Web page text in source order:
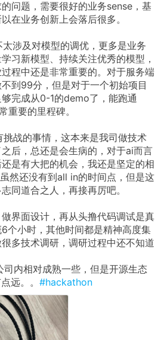
问题，需要很好的业务sense，基
在业务创新上会落后很多。
涉及对模型的调优，更多是业务
习新模型、持续关注优秀的模型，
程中还是非常重要的。对于服务端
到99分，但是对于一个初始项目
完成从0-1的demo了，能跑通
重要的里程碑。
战的事情，这本来是我司做技术
后，总还是会生病的，对于ai而言
是有大把的机会，我还是坚定的相
然还没有到all in的时间点，但是这
同道合之人，再接再厉吧。
界面设计，再从头撸代码调试是真
个小时，其他时间都是精神高度集
多技术调研，调研过程中还不知道
内相对成熟一些，但是开源生态
远。。 #hackathon